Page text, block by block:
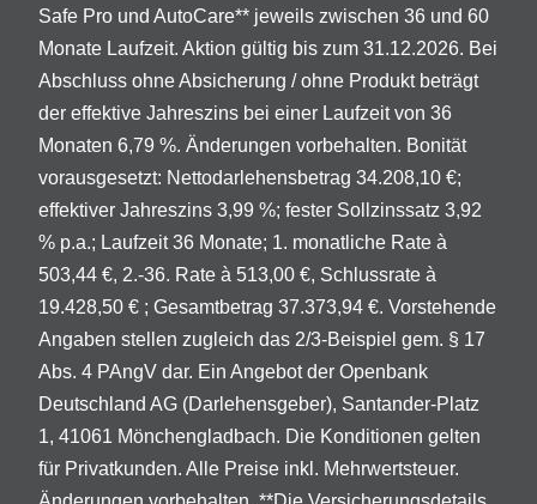
Safe Pro und AutoCare** jeweils zwischen 36 und 60
Monate Laufzeit. Aktion gültig bis zum 31.12.2026. Bei
Abschluss ohne Absicherung / ohne Produkt beträgt
der effektive Jahreszins bei einer Laufzeit von 36
Monaten 6,79 %. Änderungen vorbehalten. Bonität
vorausgesetzt: Nettodarlehensbetrag 34.208,10 €;
effektiver Jahreszins 3,99 %; fester Sollzinssatz 3,92
% p.a.; Laufzeit 36 Monate; 1. monatliche Rate à
503,44 €, 2.-36. Rate à 513,00 €, Schlussrate à
19.428,50 € ; Gesamtbetrag 37.373,94 €. Vorstehende
Angaben stellen zugleich das 2/3-Beispiel gem. § 17
Abs. 4 PAngV dar. Ein Angebot der Openbank
Deutschland AG (Darlehensgeber), Santander-Platz
1, 41061 Mönchengladbach. Die Konditionen gelten
für Privatkunden. Alle Preise inkl. Mehrwertsteuer.